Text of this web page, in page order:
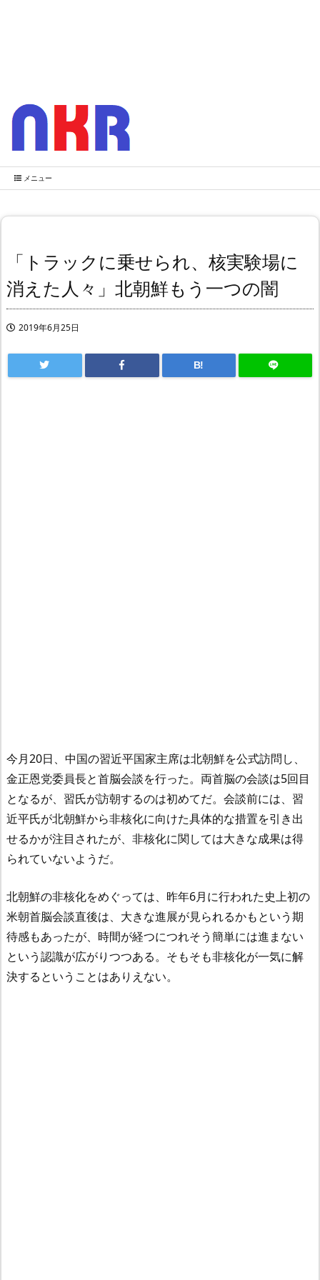
メニュー
「トラックに乗せられ、核実験場に
消えた人々」北朝鮮もう一つの闇
2019年6月25日
B!
今月20日、中国の習近平国家主席は北朝鮮を公式訪問し、
金正恩党委員長と首脳会談を行った。両首脳の会談は5回目
となるが、習氏が訪朝するのは初めてだ。会談前には、習
近平氏が北朝鮮から非核化に向けた具体的な措置を引き出
せるかが注目されたが、非核化に関しては大きな成果は得
られていないようだ。
北朝鮮の非核化をめぐっては、昨年6月に行われた史上初の
米朝首脳会談直後は、大きな進展が見られるかもという期
待感もあったが、時間が経つにつれそう簡単には進まない
という認識が広がりつつある。そもそも非核化が一気に解
決するということはありえない。